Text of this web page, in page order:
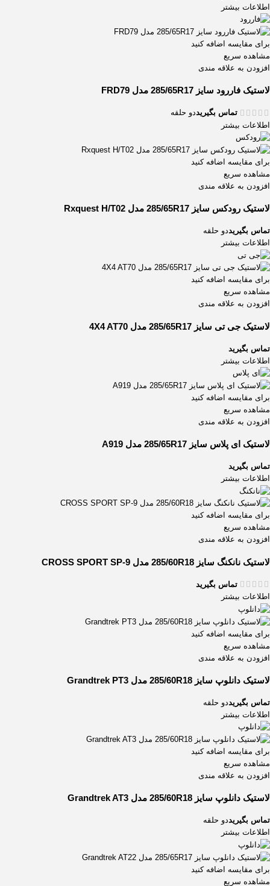
اطلاعات بیشتر
برای مقایسه اضافه کنید
مشاهده سریع
افزودن به علاقه مندی
لاستیک فاررود سایز 285/65R17 مدل FRD79
تماس بگیریددو حلقه
اطلاعات بیشتر
برای مقایسه اضافه کنید
مشاهده سریع
افزودن به علاقه مندی
لاستیک رودکس سایز 285/65R17 مدل Rxquest H/T02
تماس بگیریددو حلقه
اطلاعات بیشتر
برای مقایسه اضافه کنید
مشاهده سریع
افزودن به علاقه مندی
لاستیک جی تی سایز 285/65R17 مدل 4X4 AT70
تماس بگیرید
اطلاعات بیشتر
برای مقایسه اضافه کنید
مشاهده سریع
افزودن به علاقه مندی
لاستیک ای پلاس سایز 285/65R17 مدل A919
تماس بگیرید
اطلاعات بیشتر
برای مقایسه اضافه کنید
مشاهده سریع
افزودن به علاقه مندی
لاستیک نانکنگ سایز 285/60R18 مدل CROSS SPORT SP-9
تماس بگیرید
اطلاعات بیشتر
برای مقایسه اضافه کنید
مشاهده سریع
افزودن به علاقه مندی
لاستیک دانلوپ سایز 285/60R18 مدل Grandtrek PT3
تماس بگیریددو حلقه
اطلاعات بیشتر
برای مقایسه اضافه کنید
مشاهده سریع
افزودن به علاقه مندی
لاستیک دانلوپ سایز 285/60R18 مدل Grandtrek AT3
تماس بگیریددو حلقه
اطلاعات بیشتر
برای مقایسه اضافه کنید
مشاهده سریع